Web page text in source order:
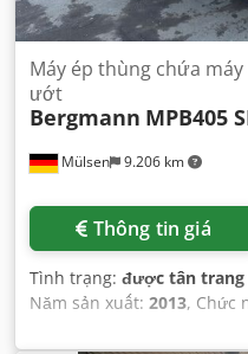
Mülsen 9.206 km
Máy ép thùng chứa
ướt
Bergmann MPB405
Thông tin giá
Tình trạng: được tân
Năm sản xuất: 2013, Chức